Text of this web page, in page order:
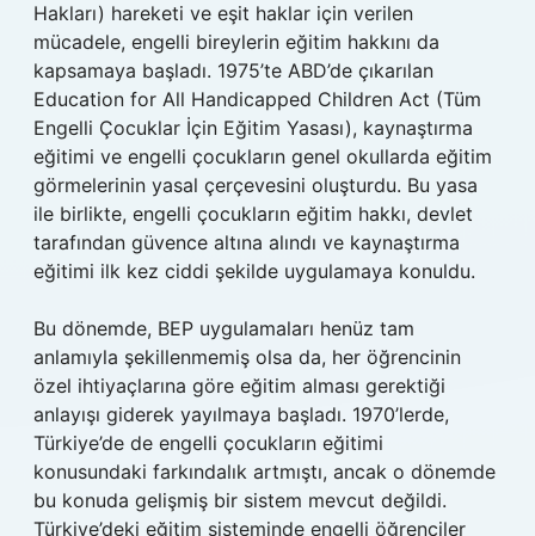
Hakları) hareketi ve eşit haklar için verilen
mücadele, engelli bireylerin eğitim hakkını da
kapsamaya başladı. 1975’te ABD’de çıkarılan
Education for All Handicapped Children Act (Tüm
Engelli Çocuklar İçin Eğitim Yasası), kaynaştırma
eğitimi ve engelli çocukların genel okullarda eğitim
görmelerinin yasal çerçevesini oluşturdu. Bu yasa
ile birlikte, engelli çocukların eğitim hakkı, devlet
tarafından güvence altına alındı ve kaynaştırma
eğitimi ilk kez ciddi şekilde uygulamaya konuldu.
Bu dönemde, BEP uygulamaları henüz tam
anlamıyla şekillenmemiş olsa da, her öğrencinin
özel ihtiyaçlarına göre eğitim alması gerektiği
anlayışı giderek yayılmaya başladı. 1970’lerde,
Türkiye’de de engelli çocukların eğitimi
konusundaki farkındalık artmıştı, ancak o dönemde
bu konuda gelişmiş bir sistem mevcut değildi.
Türkiye’deki eğitim sisteminde engelli öğrenciler